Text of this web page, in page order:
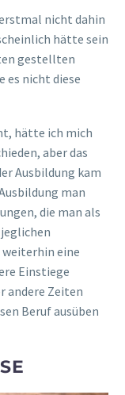
nicht dahin
hätte sein
gestellten
es nicht diese
hätte ich mich
aber das
Ausbildung kam
man
die man als
eine
Einstiege
andere Zeiten
Beruf ausüben